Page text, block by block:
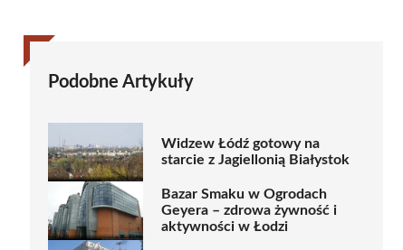
Podobne Artykuły
Widzew Łódź gotowy na
starcie z Jagiellonią Białystok
Bazar Smaku w Ogrodach
Geyera – zdrowa żywność i
aktywności w Łodzi